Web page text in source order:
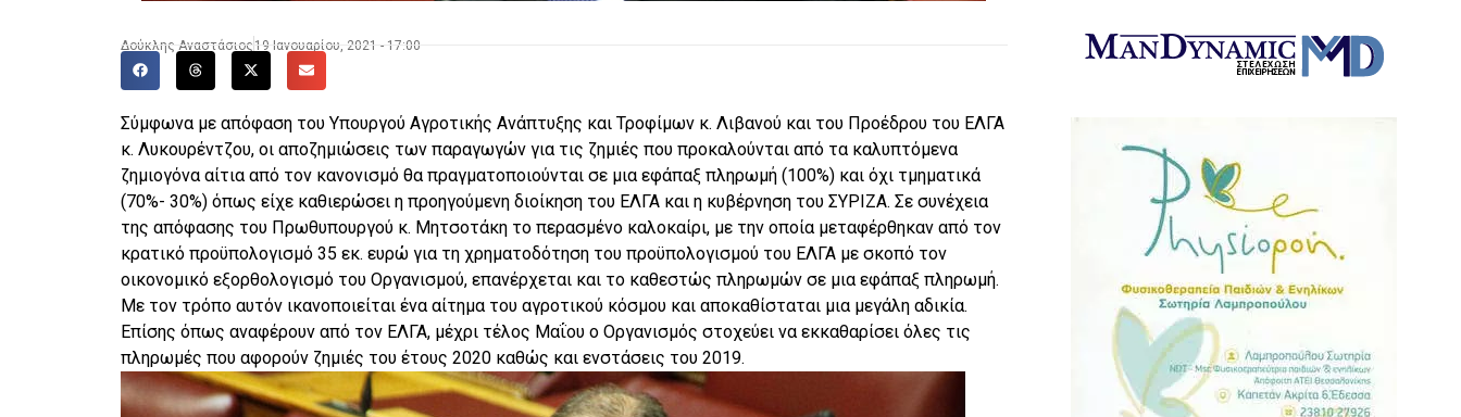
Δούκλης Αναστάσιος 19 Ιανουαρίου, 2021 - 17:00
Σύμφωνα με απόφαση του Υπουργού Αγροτικής Ανάπτυξης και Τροφίμων κ. Λιβανού και του Προέδρου του ΕΛΓΑ
κ. Λυκουρέντζου, οι αποζημιώσεις των παραγωγών για τις ζημιές που προκαλούνται από τα καλυπτόμενα
ζημιογόνα αίτια από τον κανονισμό θα πραγματοποιούνται σε μια εφάπαξ πληρωμή (100%) και όχι τμηματικά
(70%- 30%) όπως είχε καθιερώσει η προηγούμενη διοίκηση του ΕΛΓΑ και η κυβέρνηση του ΣΥΡΙΖΑ. Σε συνέχεια
της απόφασης του Πρωθυπουργού κ. Μητσοτάκη το περασμένο καλοκαίρι, με την οποία μεταφέρθηκαν από τον
κρατικό προϋπολογισμό 35 εκ. ευρώ για τη χρηματοδότηση του προϋπολογισμού του ΕΛΓΑ με σκοπό τον
οικονομικό εξορθολογισμό του Οργανισμού, επανέρχεται και το καθεστώς πληρωμών σε μια εφάπαξ πληρωμή.
Με τον τρόπο αυτόν ικανοποιείται ένα αίτημα του αγροτικού κόσμου και αποκαθίσταται μια μεγάλη αδικία.
Επίσης όπως αναφέρουν από τον ΕΛΓΑ, μέχρι τέλος Μαΐου ο Οργανισμός στοχεύει να εκκαθαρίσει όλες τις
πληρωμές που αφορούν ζημιές του έτους 2020 καθώς και ενστάσεις του 2019.